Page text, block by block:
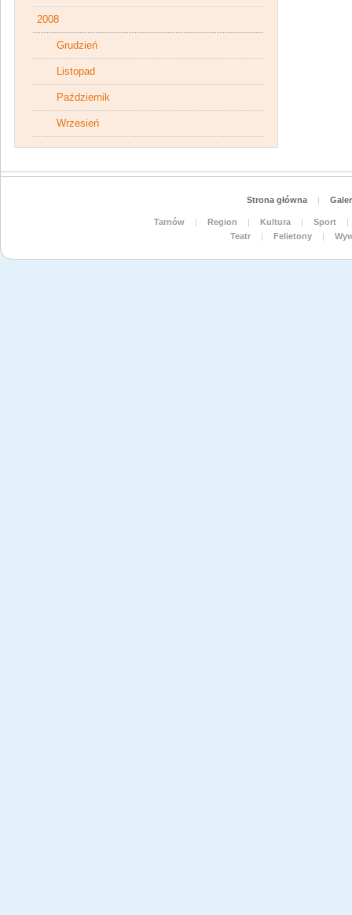
2008
Grudzień
Listopad
Październik
Wrzesień
Strona główna |
Tarnów | Region | Kultura | Sport
|
Teatr
| Felietony |